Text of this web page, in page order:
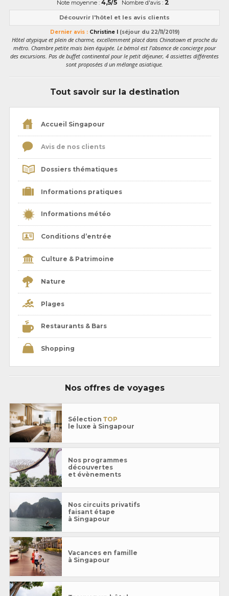
Note moyenne : 4,5/5 Nombre d'avis : 2
Découvrir l'hôtel et les avis clients
Dernier avis :Christine I (séjour du 22/11/2019)
Hôtel atypique et plein de charme, excellemment placé dans Chinatown et proche du
métro. Chambre petite mais bien équipée. Le bémol est l’absence de concierge pour
des excursions. Pas de buffet continental pour le petit déjeuner, 4 assiettes différentes
sont proposées d un mélange asiatique.
Tout savoir sur la destination
Accueil Singapour
Avis de nos clients
Dossiers thématiques
Informations pratiques
Informations météo
Conditions d’entrée
Culture & Patrimoine
Nature
Plages
Restaurants & Bars
Shopping
Nos offres de voyages
Sélection TOP
le luxe à Singapour
Nos programmes
découvertes
et évènements
Nos circuits privatifs
faisant étape
à Singapour
Vacances en famille
à Singapour